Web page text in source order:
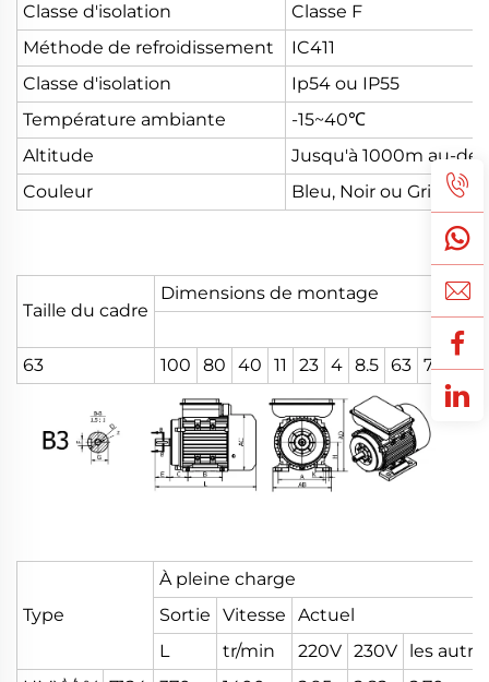
Classe d'isolation
Classe F
Méthode de refroidissement
IC411
Classe d'isolation
Ip54 ou IP55
Température ambiante
-15~40℃
Altitude
Jusqu'à 1000m au-
Couleur
Bleu, Noir ou Gris
Taille du cadre
Dimensions de montage
63 100 80 40 11 23 4 8.5 63 7
Type
À pleine charge
Sortie
Vitesse
Actuel
L
tr/min 220V 230V
les